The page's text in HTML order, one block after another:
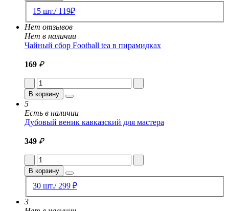
15 шт./ 119₽
Нет отзывов
Нет в наличии
Чайный сбор Football tea в пирамидках
169 ₽
В корзину
5
Есть в наличии
Дубовый веник кавказский для мастера
349 ₽
В корзину
30 шт./ 299 ₽
3